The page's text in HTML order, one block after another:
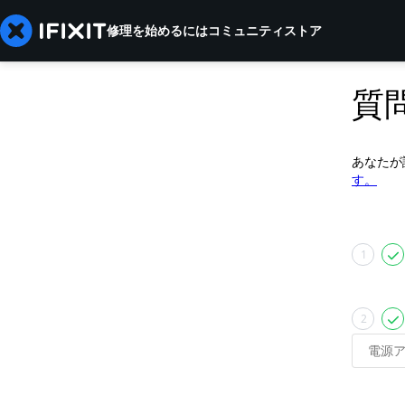
修理を始めるにはコミュニティストア
質
あなた
す。
1
2